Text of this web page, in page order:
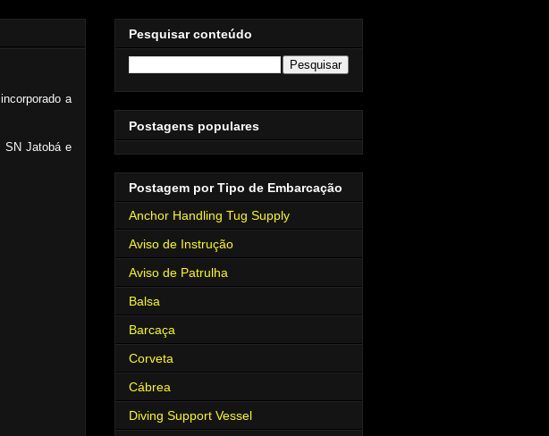
a
SN Jatobá e
Pesquisar conteúdo
Postagens populares
Postagem por Tipo de Embarcação
Anchor Handling Tug Supply
Aviso de Instrução
Aviso de Patrulha
Balsa
Barcaça
Corveta
Cábrea
Diving Support Vessel